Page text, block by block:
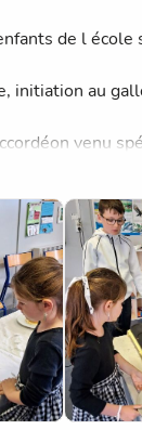
de l école
initiation au
venu